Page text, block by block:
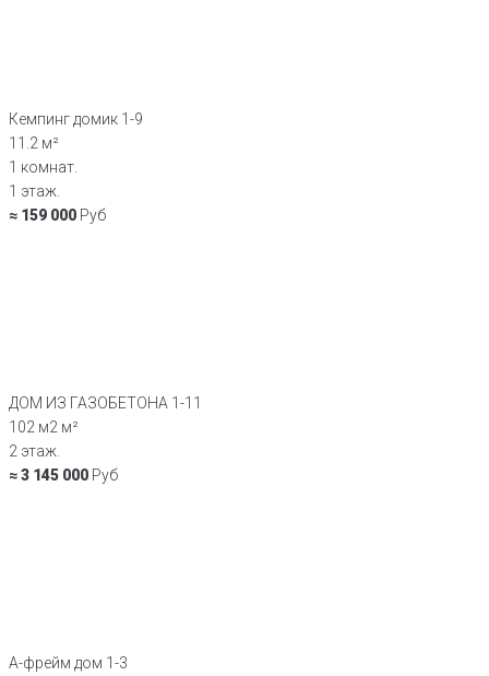
Кемпинг домик 1-9
11.2 м²
1 комнат.
1 этаж.
≈ 159 000 Руб
ДОМ ИЗ ГАЗОБЕТОНА 1-11
102 м2 м²
2 этаж.
≈ 3 145 000 Руб
А-фрейм дом 1-3